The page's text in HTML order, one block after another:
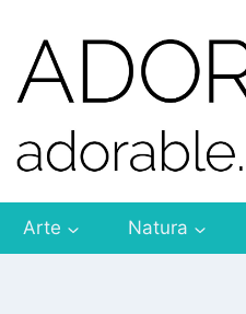
Arte Natura